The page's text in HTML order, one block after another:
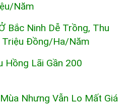
năm
Bắc Ninh Dễ Trồng, Thu
Triệu Đồng/ha/năm
Hồng Lãi Gần 200
Nhưng Vẫn Lo Mất Giá